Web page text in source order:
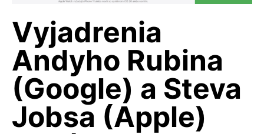
Vyjadrenia
Andyho Rubina
(Google) a Steva
Jobsa (Apple)